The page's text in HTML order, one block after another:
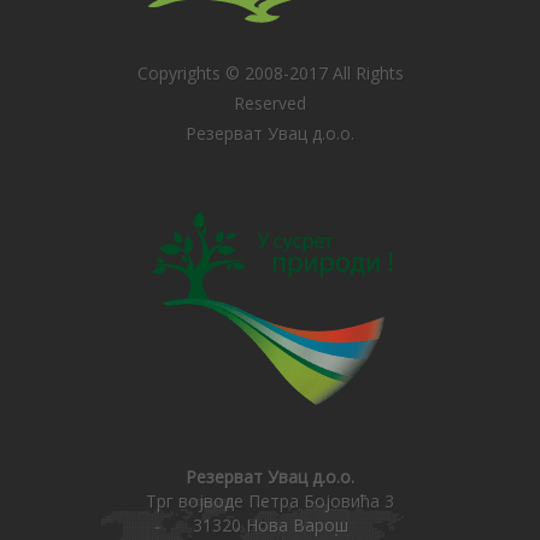
Copyrights © 2008-2017 All Rights
Reserved
Резерват Увац д.о.о.
Резерват Увац д.о.о.
Трг војводе Петра Бојовића 3
31320 Нова Варош